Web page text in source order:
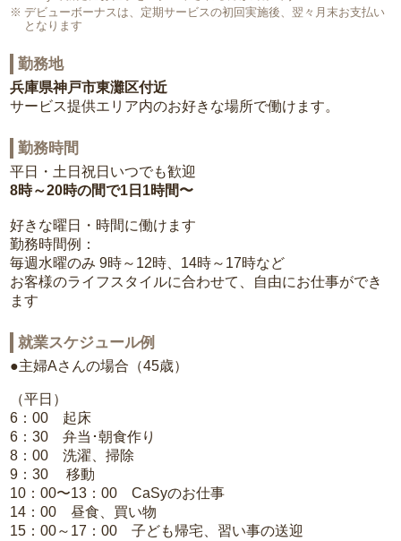
デビューボーナスは、定期サービスの初回実施後、翌々月末お支払い
となります
勤務地
兵庫県神戸市東灘区付近
サービス提供エリア内のお好きな場所で働けます。
勤務時間
平日・土日祝日いつでも歓迎
8時～20時の間で1日1時間〜
好きな曜日・時間に働けます
勤務時間例：
毎週水曜のみ 9時～12時、14時～17時など
お客様のライフスタイルに合わせて、自由にお仕事ができ
ます
就業スケジュール例
●主婦Aさんの場合（45歳）
（平日）
6：00 起床
6：30 弁当･朝食作り
8：00 洗濯、掃除
9：30 移動
10：00〜13：00 CaSyのお仕事
14：00 昼食、買い物
15：00～17：00 子ども帰宅、習い事の送迎